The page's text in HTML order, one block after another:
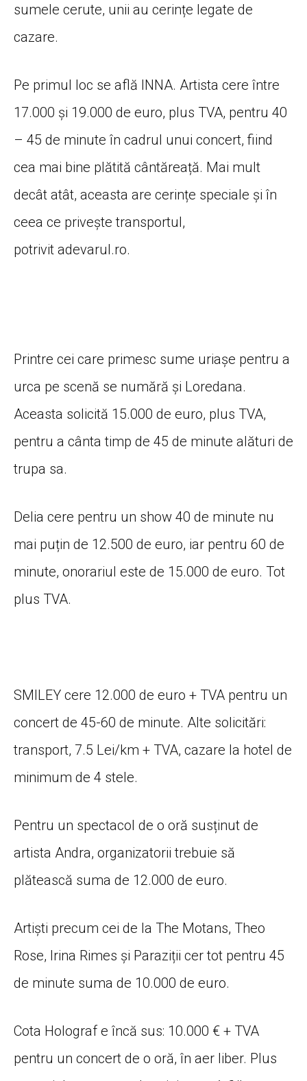
sumele cerute, unii au cerințe legate de
cazare.
Pe primul loc se află INNA. Artista cere între
17.000 și 19.000 de euro, plus TVA, pentru 40
– 45 de minute în cadrul unui concert, fiind
cea mai bine plătită cântăreață. Mai mult
decât atât, aceasta are cerințe speciale și în
ceea ce privește transportul,
potrivit adevarul.ro.
Printre cei care primesc sume uriașe pentru a
urca pe scenă se numără și Loredana.
Aceasta solicită 15.000 de euro, plus TVA,
pentru a cânta timp de 45 de minute alături de
trupa sa.
Delia cere pentru un show 40 de minute nu
mai puțin de 12.500 de euro, iar pentru 60 de
minute, onorariul este de 15.000 de euro. Tot
plus TVA.
SMILEY cere 12.000 de euro + TVA pentru un
concert de 45-60 de minute. Alte solicitări:
transport, 7.5 Lei/km + TVA, cazare la hotel de
minimum de 4 stele.
Pentru un spectacol de o oră susținut de
artista Andra, organizatorii trebuie să
plătească suma de 12.000 de euro.
Artiști precum cei de la The Motans, Theo
Rose, Irina Rimes și Paraziții cer tot pentru 45
de minute suma de 10.000 de euro.
Cota Holograf e încă sus: 10.000 € + TVA
pentru un concert de o oră, în aer liber. Plus